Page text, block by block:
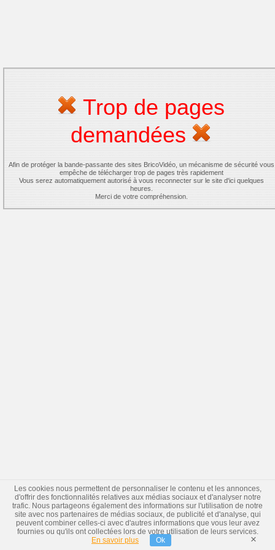
Trop de pages
demandées
Afin de protéger la bande-passante des sites BricoVidéo, un mécanisme de sécurité vous
empêche de télécharger trop de pages très rapidement
Vous serez automatiquement autorisé à vous reconnecter sur le site d'ici quelques
heures.
Merci de votre compréhension.
Les cookies nous permettent de personnaliser le contenu et les annonces,
d'offrir des fonctionnalités relatives aux médias sociaux et d'analyser notre
trafic. Nous partageons également des informations sur l'utilisation de notre
site avec nos partenaires de médias sociaux, de publicité et d'analyse, qui
peuvent combiner celles-ci avec d'autres informations que vous leur avez
fournies ou qu'ils ont collectées lors de votre utilisation de leurs services.
En savoir plus
Ok ×